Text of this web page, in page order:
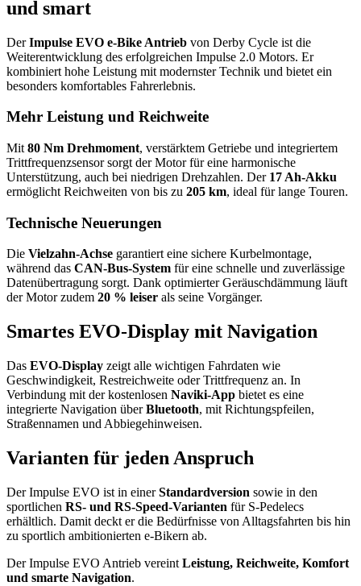
und smart
DerImpulse EVO e-Bike Antrieb von Derby Cycle ist die
Weiterentwicklung des erfolgreichen Impulse 2.0 Motors. Er
kombiniert hohe Leistung mit modernster Technik und bietet ein
besonders komfortables Fahrerlebnis.
Mehr Leistung und Reichweite
Mit 80 Nm Drehmoment, verstärktem Getriebe und integriertem
Trittfrequenzsensor sorgt der Motor für eine harmonische
Unterstützung, auch bei niedrigen Drehzahlen. Der 17 Ah-Akku
ermöglicht Reichweiten von bis zu 205 km, ideal für lange Touren.
Technische Neuerungen
Die Vielzahn-Achse garantiert eine sichere Kurbelmontage,
während das CAN-Bus-System für eine schnelle und zuverlässige
Datenübertragung sorgt. Dank optimierter Geräuschdämmung läuft
der Motor zudem 20 % leiser als seine Vorgänger.
Smartes EVO-Display mit Navigation
Das EVO-Display zeigt alle wichtigen Fahrdaten wie
Geschwindigkeit, Restreichweite oder Trittfrequenz an. In
Verbindung mit der kostenlosen Naviki-App bietet es eine
integrierte Navigation überBluetooth, mit Richtungspfeilen,
Straßennamen und Abbiegehinweisen.
Varianten für jeden Anspruch
Der Impulse EVO ist in einerStandardversion sowie in den
sportlichen RS- und RS-Speed-Varianten für S-Pedelecs
erhältlich. Damit deckt er die Bedürfnisse von Alltagsfahrten bis hin
zu sportlich ambitionierten e-Bikern ab.
Der Impulse EVO Antrieb vereint Leistung, Reichweite, Komfort
und smarte Navigation.